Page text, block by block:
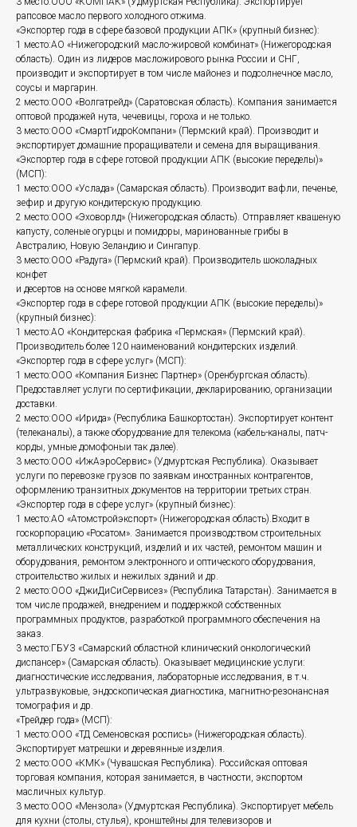
рапсовое масло первого холодного отжима.
«Экспортер года в сфере базовой продукции АПК» (крупный бизнес):
1 место:АО «Нижегородский масло-жировой комбинат» (Нижегородская
область). Один из лидеров масложирового рынка России и СНГ,
производит и экспортирует в том числе майонез и подсолнечное масло,
соусы и маргарин.
2 место:ООО «Волгатрейд» (Саратовская область). Компания занимается
оптовой продажей нута, чечевицы, гороха и не только.
3 место:ООО «СмартГидроКомпани» (Пермский край). Производит и
экспортирует домашние проращиватели и семена для выращивания.
«Экспортер года в сфере готовой продукции АПК (высокие переделы)»
(МСП):
1 место:ООО «Услада» (Самарская область). Производит вафли, печенье,
зефир и другую кондитерскую продукцию.
2 место:ООО «Эховорлд» (Нижегородская область). Отправляет квашеную
капусту, соленые огурцы и помидоры, маринованные грибы в
Австралию, Новую Зеландию и Сингапур.
3 место:ООО «Радуга» (Пермский край). Производитель шоколадных
конфет
и десертов на основе мягкой карамели.
«Экспортер года в сфере готовой продукции АПК (высокие переделы)»
(крупный бизнес):
1 место:АО «Кондитерская фабрика «Пермская» (Пермский край).
Производитель более 120 наименований кондитерских изделий.
«Экспортер года в сфере услуг» (МСП):
1 место:ООО «Компания Бизнес Партнер» (Оренбургская область).
Предоставляет услуги по сертификации, декларированию, организации
доставки.
2 место:ООО «Ирида» (Республика Башкортостан). Экспортирует контент
(телеканалы), а также оборудование для телекома (кабель-каналы, патч-
корды, умные домофоныи так далее).
3 место:ООО «ИжАэроСервис» (Удмуртская Республика). Оказывает
услуги по перевозке грузов по заявкам иностранных контрагентов,
оформлению транзитных документов на территории третьих стран.
«Экспортер года в сфере услуг» (крупный бизнес):
1 место:АО «Атомстройэкспорт» (Нижегородская область).Входит в
госкорпорацию «Росатом». Занимается производством строительных
металлических конструкций, изделий и их частей, ремонтом машин и
оборудования, ремонтом электронного и оптического оборудования,
строительство жилых и нежилых зданий и др.
2 место:ООО «ДжиДиСиСервисез» (Республика Татарстан). Занимается в
том числе продажей, внедрением и поддержкой собственных
программных продуктов, разработкой программного обеспечения на
заказ.
3 место:ГБУЗ «Самарский областной клинический онкологический
диспансер» (Самарская область). Оказывает медицинские услуги:
диагностические исследования, лабораторные исследования, в т.ч.
ультразвуковые, эндоскопическая диагностика, магнитно-резонансная
томография и др.
«Трейдер года» (МСП):
1 место:ООО «ТД Семеновская роспись» (Нижегородская область).
Экспортирует матрешки и деревянные изделия.
2 место:ООО «КМК» (Чувашская Республика). Российская оптовая
торговая компания, которая занимается, в частности, экспортом
масличных культур.
3 место:ООО «Мензола» (Удмуртская Республика). Экспортирует мебель
для кухни (столы, стулья), кронштейны для телевизоров и